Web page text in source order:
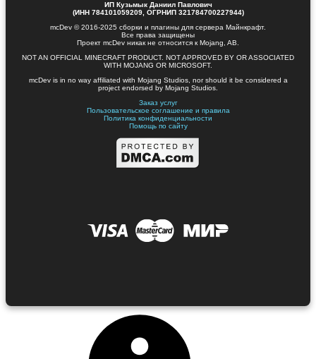
ИП Кузьмык Даниил Павлович
(ИНН 784101059209, ОГРНИП 321784700227944)
mcDev © 2016-2025 сборки и плагины для сервера Майнкрафт.
Все права защищены
Проект mcDev никак не относится к Mojang, AB.
NOT AN OFFICIAL MINECRAFT PRODUCT. NOT APPROVED BY OR ASSOCIATED
WITH MOJANG OR MICROSOFT.
mcDev is in no way affiliated with Mojang Studios, nor should it be considered a
project endorsed by Mojang Studios.
Заказ услуг
Пользовательское соглашение и правила
Политика конфиденциальности
Помощь по сайту